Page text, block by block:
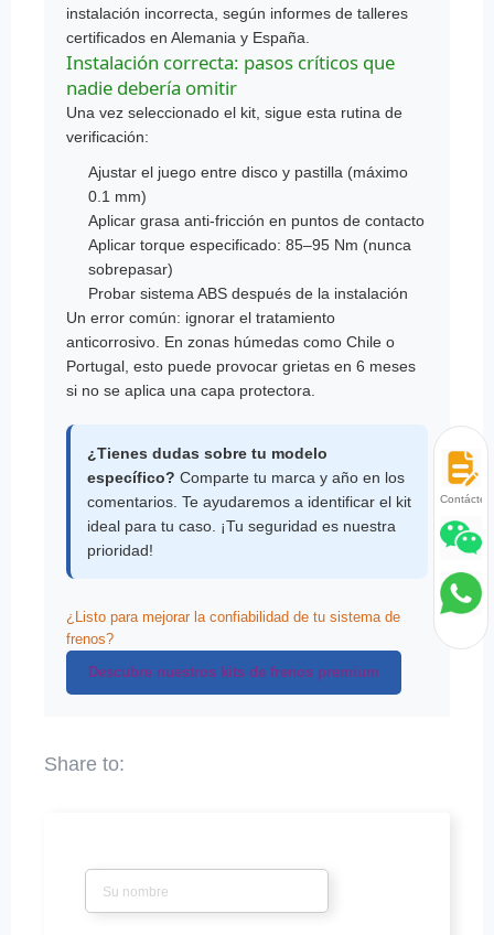
instalación incorrecta, según informes de talleres
certificados en Alemania y España.
Instalación correcta: pasos críticos que
nadie debería omitir
Una vez seleccionado el kit, sigue esta rutina de
verificación:
Ajustar el juego entre disco y pastilla (máximo
0.1 mm)
Aplicar grasa anti-fricción en puntos de contacto
Aplicar torque especificado: 85–95 Nm (nunca
sobrepasar)
Probar sistema ABS después de la instalación
Un error común: ignorar el tratamiento
anticorrosivo. En zonas húmedas como Chile o
Portugal, esto puede provocar grietas en 6 meses
si no se aplica una capa protectora.
¿Tienes dudas sobre tu modelo
específico? Comparte tu marca y año en los
comentarios. Te ayudaremos a identificar el kit
ideal para tu caso. ¡Tu seguridad es nuestra
prioridad!
¿Listo para mejorar la confiabilidad de tu sistema de
frenos?
Descubre nuestros kits de frenos premium